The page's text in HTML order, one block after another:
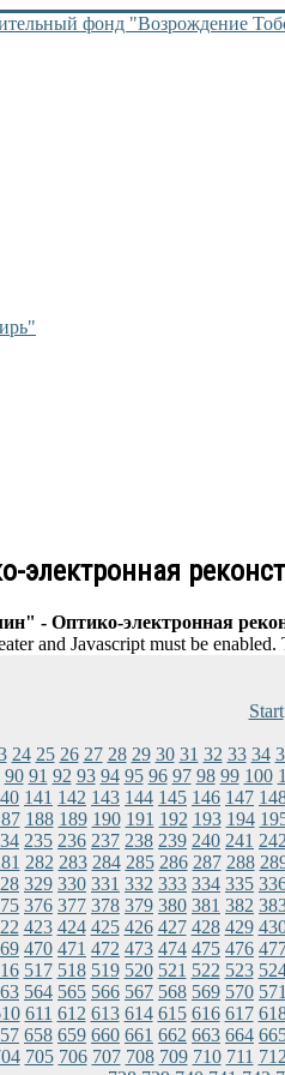
- Оптико-электронная
and Javascript must be
Start
24 25 26 27 28 29 30 31 32 33 34
90 91 92 93 94 95 96 97 98 99 100
141 142 143 144 145 146 147
188 189 190 191 192 193 194
235 236 237 238 239 240 241 242
282 283 284 285 286 287 288
329 330 331 332 333 334 335
376 377 378 379 380 381 382
423 424 425 426 427 428 429
470 471 472 473 474 475 476
517 518 519 520 521 522 523
564 565 566 567 568 569 570 571
611 612 613 614 615 616 617
658 659 660 661 662 663 664
705 706 707 708 709 710 711 712